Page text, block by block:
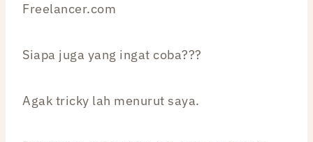
Freelancer.com
Siapa juga yang ingat coba???
Agak tricky lah menurut saya.